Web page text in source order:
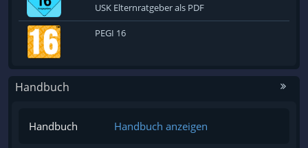
USK Elternratgeber als PDF
PEGI 16
Handbuch
Handbuch Handbuch anzeigen